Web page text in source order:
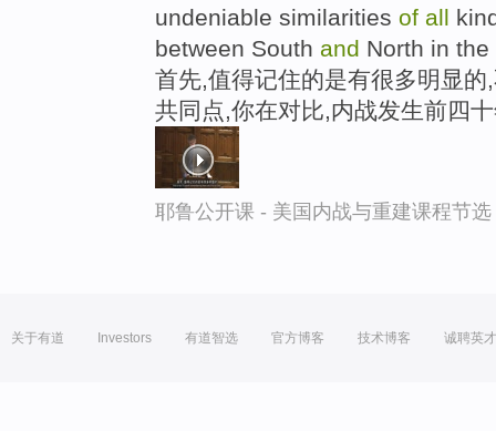
undeniable similarities of all
between South and North in
首先,值得记住的是有很多明显
共同点,你在对比,内战发生前四
耶鲁公开课 - 美国内战与重建课程节选
关于有道 Investors 有道智选 官方博客 技术博客 诚聘英才